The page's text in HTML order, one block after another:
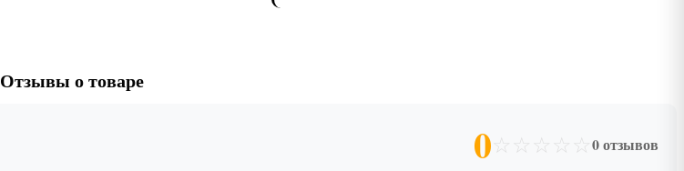
Отзывы о товаре
0 ☆ ☆ ☆ ☆ ☆ 0 отзывов